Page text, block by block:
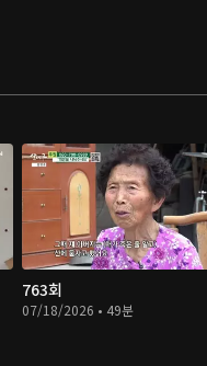
763회
07/18/2026 • 49분